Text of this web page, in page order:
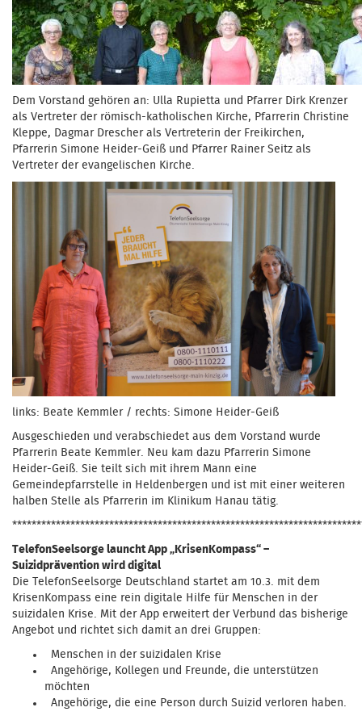
Dem Vorstand gehören an: Ulla Rupietta und Pfarrer Dirk Krenzer
als Vertreter der römisch-katholischen Kirche, Pfarrerin Christine
Kleppe, Dagmar Drescher als Vertreterin der Freikirchen,
Pfarrerin Simone Heider-Geiß und Pfarrer Rainer Seitz als
Vertreter der evangelischen Kirche.
links: Beate Kemmler / rechts: Simone Heider-Geiß
Ausgeschieden und verabschiedet aus dem Vorstand wurde
Pfarrerin Beate Kemmler. Neu kam dazu Pfarrerin Simone
Heider-Geiß. Sie teilt sich mit ihrem Mann eine
Gemeindepfarrstelle in Heldenbergen und ist mit einer weiteren
halben Stelle als Pfarrerin im Klinikum Hanau tätig.
TelefonSeelsorge launcht App „KrisenKompass“ –
Suizidprävention wird digital
Die TelefonSeelsorge Deutschland startet am 10.3. mit dem
KrisenKompass eine rein digitale Hilfe für Menschen in der
suizidalen Krise. Mit der App erweitert der Verbund das bisherige
Angebot und richtet sich damit an drei Gruppen:
Menschen in der suizidalen Krise
Angehörige, Kollegen und Freunde, die unterstützen
möchten
Angehörige, die eine Person durch Suizid verloren haben.